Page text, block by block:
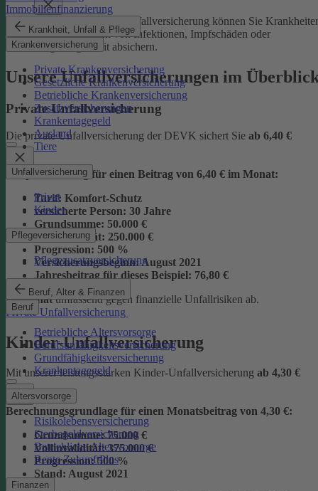
Immobilienfinanzierung
Krankheit, Unfall & Pflege
Krankenversicherung
Private Krankenversicherung
Gesetzliche Krankenversicherung
Betriebliche Krankenversicherung
Zusatzversicherungen
Krankentagegeld
Ausland
Tiere
Unfallversicherung
Privat
Kinder
Pflegeversicherung
Pflegezusatzversicherung
Beruf, Alter & Finanzen
Beruf
Betriebliche Altersvorsorge
Berufsunfähigkeitsversicherung
Grundfähigkeitsversicherung
Krankentagegeld
Altersvorsorge
Risikolebensversicherung
Sterbegeldversicherung
Betriebliche Altersvorsorge
Rente ZukunftPlus
Finanzen
Mit der Junior-Plus-Unfallversicherung können Sie
sowie die Folgen von Infektionen, Impfschäden oder
Vergiftungen mit absichern.
Unsere Unfallversicherungen im
Private Unfallversicherung
Die private Unfallversicherung der DEVK sichert Sie ab 6,40 €
Beispielrechnung für einen Beitrag von 6,40 € im Monat:
Tarif: Komfort-Schutz
versicherte Person: 30 Jahre
Grundsumme: 50.000 €
Vollinvalidität: 250.000 €
Progression: 500 %
Versicherungsbeginn:August 2021
Jahresbeitrag für dieses Beispiel: 76,80 €
im Monatumfassend gegen finanzielle Unfallrisiken ab.
Private Unfallversicherung
Kinder-Unfallversicherung
Mit unserer leistungsstarken Kinder-Unfallversicherung ab 4,30 €
Berechnungsgrundlage für einen Monatsbeitrag von 4,30 €:
Grundsumme:75.000 €
Vollinvalidität:375.000 €
Progression:500 %
Stand: August 2021